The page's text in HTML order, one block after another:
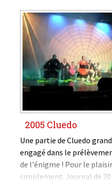
2005 Cluedo
Une partie de Cluedo
engagé dans le
de l'énigme ! Pour le
simplement. Journal de